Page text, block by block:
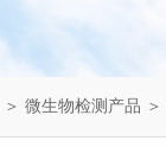
＞ 微生物检测产品 ＞